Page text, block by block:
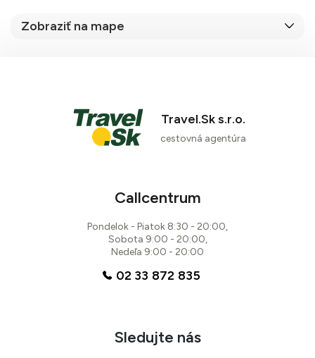
Zobraziť na mape
Travel.Sk s.r.o.
cestovná agentúra
Callcentrum
Pondelok - Piatok 8:30 - 20:00,
Sobota 9:00 - 20:00,
Nedeľa 9:00 - 20:00
02 33 872 835
Sledujte nás